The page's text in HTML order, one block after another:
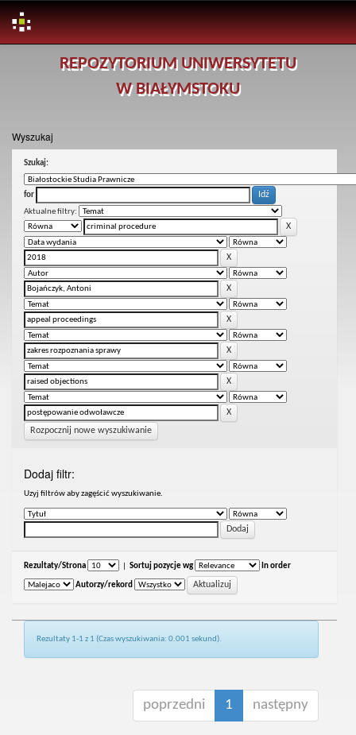
REPOZYTORIUM UNIWERSYTETU
W BIAŁYMSTOKU
Wyszukaj
Szukaj:
for
Aktualne filtry:
Rozpocznij nowe wyszukiwanie
Dodaj filtr:
Uzyj filtrów aby zagęścić wyszukiwanie.
Rezultaty/Strona Sortuj pozycje wg In order
Autorzy/rekord
Rezultaty 1-1 z 1 (Czas wyszukiwania: 0.001 sekund).
poprzedni 1 następny